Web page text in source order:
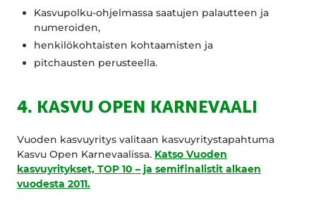
Kasvupolku-ohjelmassa saatujen palautteen ja
numeroiden,
henkilökohtaisten kohtaamisten ja
pitchausten perusteella.
4. KASVU OPEN KARNEVAALI
Vuoden kasvuyritys valitaan kasvuyritystapahtuma
Kasvu Open Karnevaalissa. Katso Vuoden
kasvuyritykset, TOP 10 – ja semifinalistit alkaen
vuodesta 2011.